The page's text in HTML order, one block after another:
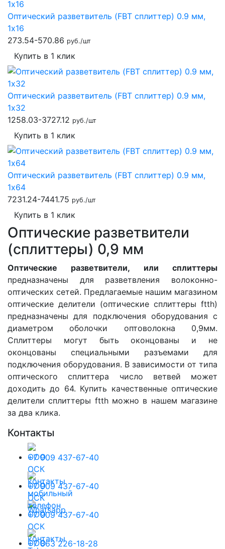
Оптический разветвитель (FBT сплиттер) 0.9 мм,
1x16
273.54-570.86 руб./шт
Купить в 1 клик
Оптический разветвитель (FBT сплиттер) 0.9 мм,
1x32
1258.03-3727.12 руб./шт
Купить в 1 клик
Оптический разветвитель (FBT сплиттер) 0.9 мм,
1x64
7231.24-7441.75 руб./шт
Купить в 1 клик
Оптические разветвители
(сплиттеры) 0,9 мм
Оптические разветвители, или сплиттеры
предназначены для разветвления волоконно-
оптических сетей. Предлагаемые нашим магазином
оптические делители (оптические сплиттеры ftth)
предназначены для подключения оборудования с
диаметром оболочки оптоволокна 0,9мм.
Сплиттеры могут быть оконцованы и не
оконцованы специальными разъемами для
подключения оборудования. В зависимости от типа
оптического сплиттера число ветвей может
доходить до 64. Купить качественные оптические
делители сплиттеры ftth можно в нашем магазине
за два клика.
Контакты
+7 909 437-67-40
+7 909 437-67-40
+7 909 437-67-40
+7 863 226-18-28